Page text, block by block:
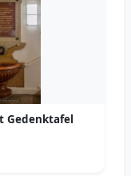
Gedenktafel